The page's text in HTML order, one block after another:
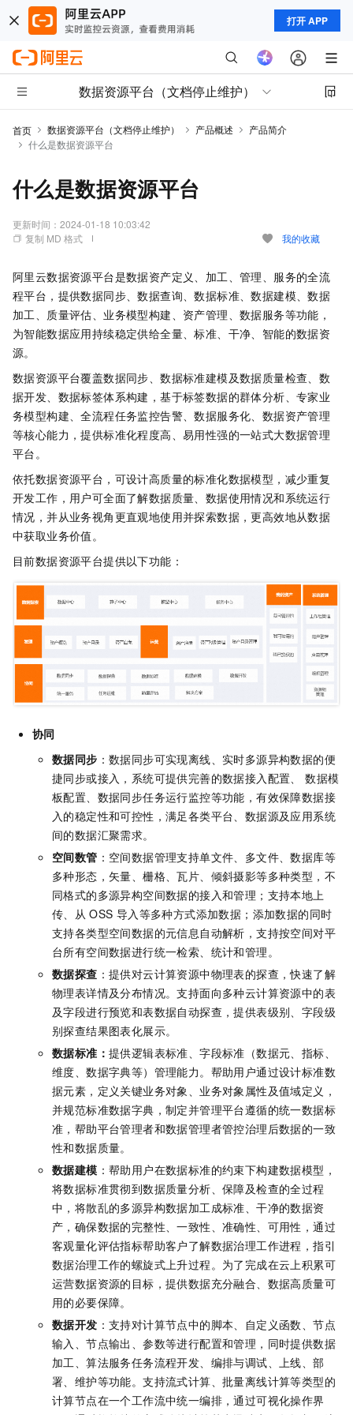
打开 APP
数据资源平台（文档停止维护）
首页 数据资源平台（文档停止维护） 产品概述
产品简介
什么是数据资源平台
什么是数据资源平台
更新时间： 2024-01-18 10:03:42
复制 MD 格式
我的收藏
阿里云数据资源平台是数据资产定义、加工、管理、服务的全流
程平台，提供数据同步、数据查询、数据标准、数据建模、数据
加工、质量评估、业务模型构建、资产管理、数据服务等功能，
为智能数据应用持续稳定供给全量、标准、干净、智能的数据资
源。
数据资源平台覆盖数据同步、数据标准建模及数据质量检查、数
据开发、数据标签体系构建，基于标签数据的群体分析、专家业
务模型构建、全流程任务监控告警、数据服务化、数据资产管理
等核心能力，提供标准化程度高、易用性强的一站式大数据管理
平台。
依托数据资源平台，可设计高质量的标准化数据模型，减少重复
开发工作，用户可全面了解数据质量、数据使用情况和系统运行
情况，并从业务视角更直观地使用并探索数据，更高效地从数据
中获取业务价值。
目前数据资源平台提供以下功能：
协同
数据同步 ：数据同步可实现离线、实时多源异构数据的便
捷同步或接入，系统可提供完善的数据接入配置、 数据模
板配置、数据同步任务运行监控等功能，有效保障数据接
入的稳定性和可控性，满足各类平台、数据源及应用系统
间的数据汇聚需求。
空间数管 ：空间数据管理支持单文件、多文件、数据库等
多种形态，矢量、栅格、瓦片、倾斜摄影等多种类型，不
同格式的多源异构空间数据的接入和管理；支持本地上
传、从 OSS 导入等多种方式添加数据；添加数据的同时
支持各类型空间数据的元信息自动解析，支持按空间对平
台所有空间数据进行统一检索、统计和管理。
数据探查 ：提供对云计算资源中物理表的探查，快速了解
物理表详情及分布情况。支持面向多种云计算资源中的表
及字段进行预览和表数据自动探查，提供表级别、字段级
别探查结果图表化展示。
数据标准： 提供逻辑表标准、字段标准（数据元、指标、
维度、数据字典等）管理能力。帮助用户通过设计标准数
据元素，定义关键业务对象、业务对象属性及值域定义，
并规范标准数据字典，制定并管理平台遵循的统一数据标
准，帮助平台管理者和数据管理者管控治理后数据的一致
性和数据质量。
数据建模 ：帮助用户在数据标准的约束下构建数据模型，
将数据标准贯彻到数据质量分析、保障及检查的全过程
中，将散乱的多源异构数据加工成标准、干净的数据资
产，确保数据的完整性、一致性、准确性、可用性，通过
客观量化评估指标帮助客户了解数据治理工作进程，指引
数据治理工作的螺旋式上升过程。为了完成在云上积累可
运营数据资源的目标，提供数据充分融合、数据高质量可
用的必要保障。
数据开发 ：支持对计算节点中的脚本、自定义函数、节点
输入、节点输出、参数等进行配置和管理，同时提供数据
加工、算法服务任务流程开发、编排与调试、上线、部
署、维护等功能。支持流式计算、批量离线计算等类型的
计算节点在一个工作流中统一编排，通过可视化操作界